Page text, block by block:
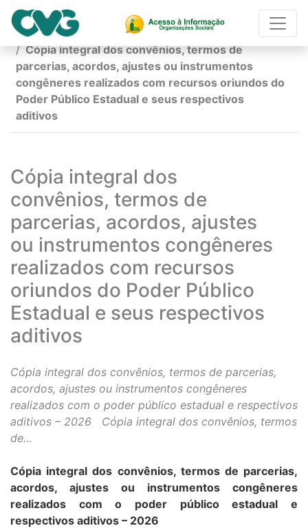
Página Inicial
Cópia integral dos convênios, termos de
parcerias, acordos, ajustes ou instrumentos
congêneres realizados com recursos oriundos do
Poder Público Estadual e seus respectivos
aditivos
Cópia integral dos
convênios, termos de
parcerias, acordos, ajustes
ou instrumentos congêneres
realizados com recursos
oriundos do Poder Público
Estadual e seus respectivos
aditivos
Cópia integral dos convênios, termos de parcerias,
acordos, ajustes ou instrumentos congêneres
realizados com o poder público estadual e respectivos
aditivos – 2026 Cópia integral dos convênios, termos
de…
Cópia integral dos convênios, termos de parcerias,
acordos, ajustes ou instrumentos congêneres
realizados com o poder público estadual e
respectivos aditivos – 2026